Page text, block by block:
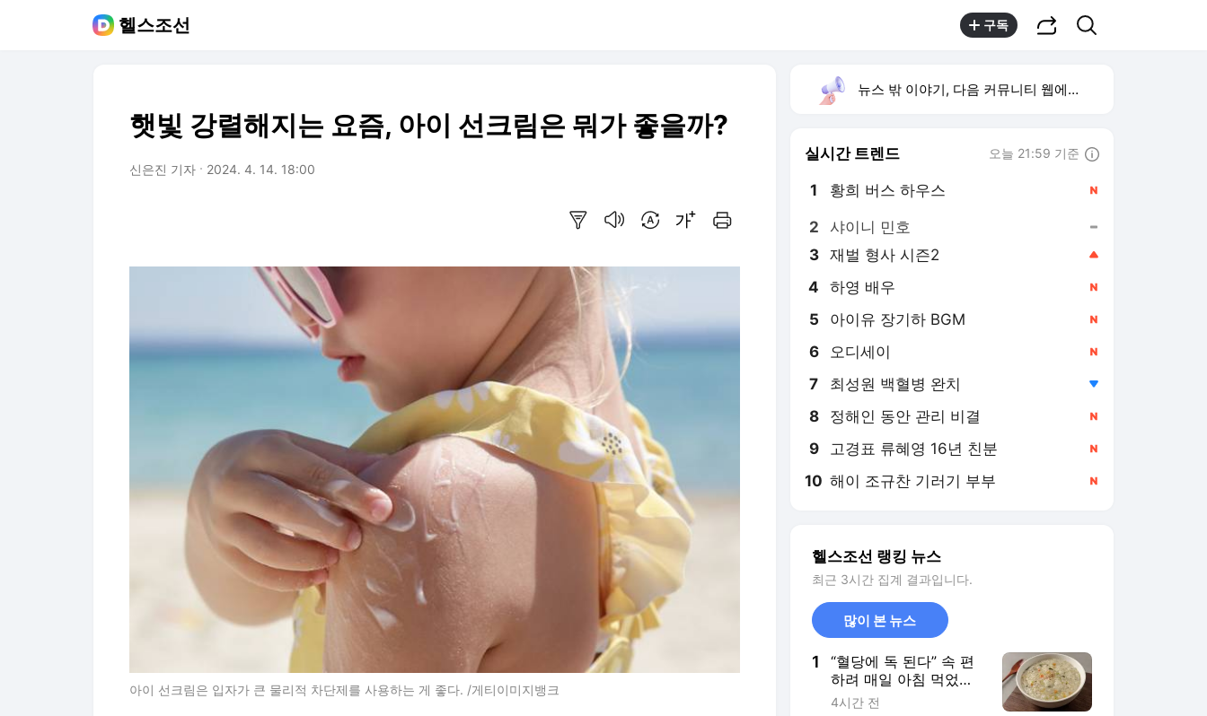
헬스조선 구독
햇빛 강렬해지는 요즘, 아이 선크림은 뭐가 좋을까?
신은진 기자 2024. 4. 14. 18:00
아이 선크림은 입자가 큰 물리적 차단제를 사용하는 게 좋다. /게티이미지뱅크
뉴스 밖 이야기, 다음 커뮤니티 웹에서 보기
실시간 트렌드 오늘 21:59 기준
1 황희 버스 하우스
2 샤이니 민호
3 재벌 형사 시즌2
4 하영 배우
5 아이유 장기하 BGM
6 오디세이
7 최성원 백혈병 완치
8 정해인 동안 관리 비결
9 고경표 류혜영 16년 친분
10 해이 조규찬 기러기 부부
헬스조선 랭킹 뉴스
최근 3시간 집계 결과입니다.
많이 본 뉴스
1
“혈당에 독 된다” 속 편
하려 매일 아침 먹었는
데… 뭐지?
4시간 전